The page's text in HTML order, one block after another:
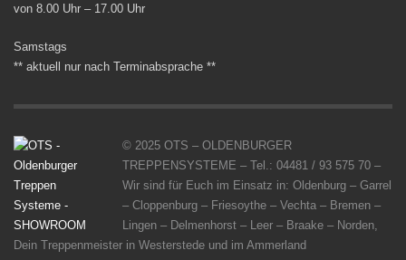
von 8.00 Uhr – 17.00 Uhr
Samstags
** aktuell nur nach Terminabsprache **
© 2025 OTS – OLDENBURGER
TREPPENSYSTEME – Tel.: 04481 / 93 575 70 –
Wir sind für Euch im Einsatz in: Oldenburg – Garrel
– Cloppenburg – Friesoythe – Vechta – Bremen –
Lingen – Delmenhorst – Leer – Braake – Norden,
Dein Treppenmeister in Westerstede und im Ammerland